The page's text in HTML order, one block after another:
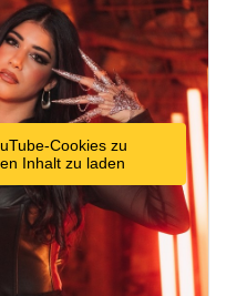
Cookies zu
Inhalt zu laden